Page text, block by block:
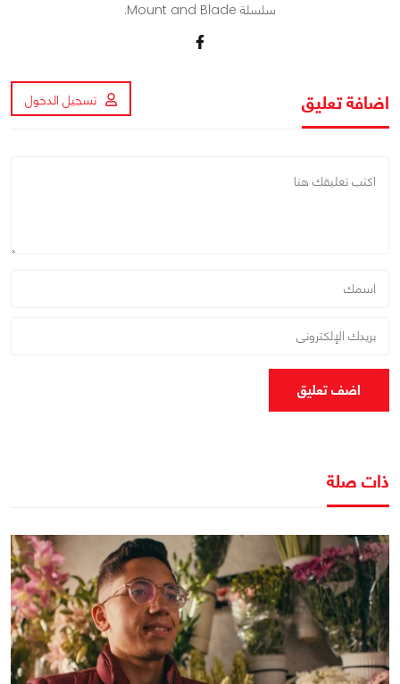
سلسلة Mount and Blade.
اضافة تعليق تسجيل الدخول
اضف تعليق
ذات صلة